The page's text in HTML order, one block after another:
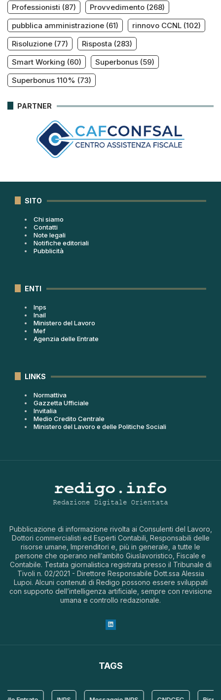
Professionisti (87) Provvedimento (268)
pubblica amministrazione (61) rinnovo CCNL (102)
Risoluzione (77) Risposta (283)
Smart Working (60) Superbonus (59)
Superbonus 110% (73)
PARTNER
SITO
Chi siamo
Contatti
Note legali
Notifiche editoriali
Pubblicità
ENTI
Inps
Inail
Ministero del Lavoro
Mef
Agenzia delle Entrate
LINKS
Normattiva
Gazzetta Ufficiale
Invitalia
Medio Credito Centrale
Ministero del Lavoro e delle Politiche Sociali
Pubblicazione di informazione rivolta ai Consulenti del Lavoro,
Dottori commercialisti ed Esperti Contabili, Responsabili delle
risorse umane, Imprenditori e, più in generale, a tutte le
persone che operano nell’ambito Giuslavoristico, Fiscale e
Contabile. Testata giornalistica registrata presso il Tribunale di
Tivoli n. 02/2021 - Direttore Responsabile Dott.ssa Alessia
Lupoi. Alcuni contenuti di Redigo possono essere sviluppati
con supporto dell’intelligenza artificiale, sempre con revisione
umana e controllo redazionale.
TAGS